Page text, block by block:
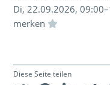
Di, 22.09.2026,
Einloggen und
Diese Seite teilen